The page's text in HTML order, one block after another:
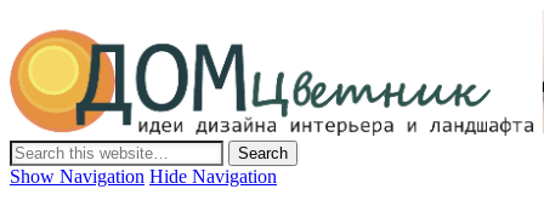
Дом-Цветник
Дизайн интерьера и ландшафта, декор и обустройство дома.
Идеи со всего мира.
Show Navigation Hide Navigation